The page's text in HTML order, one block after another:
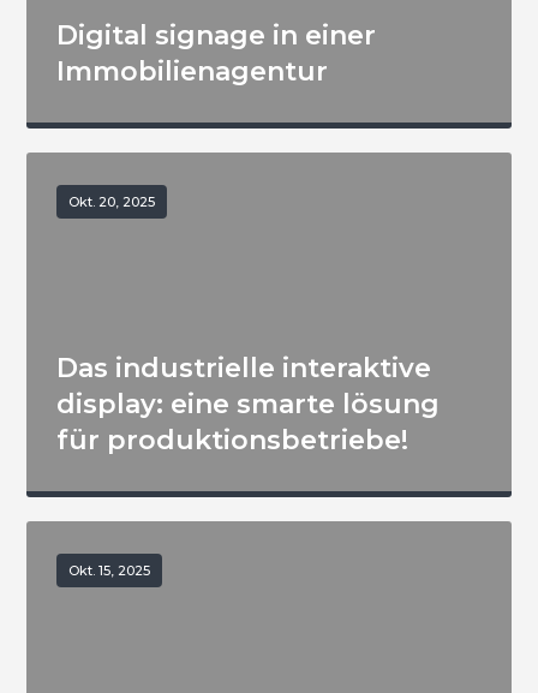
Digital signage in einer
Immobilienagentur
Okt. 20, 2025
Das industrielle interaktive
display: eine smarte lösung
für produktionsbetriebe!
Okt. 15, 2025